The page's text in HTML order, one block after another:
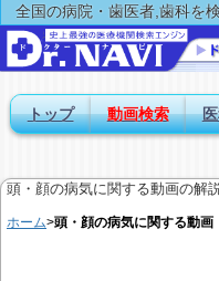
全国の病院・歯医者,歯科を
トップ 動画検索
頭・顔の病気に関する動画の解説
ホーム>頭・顔の病気に関する動画